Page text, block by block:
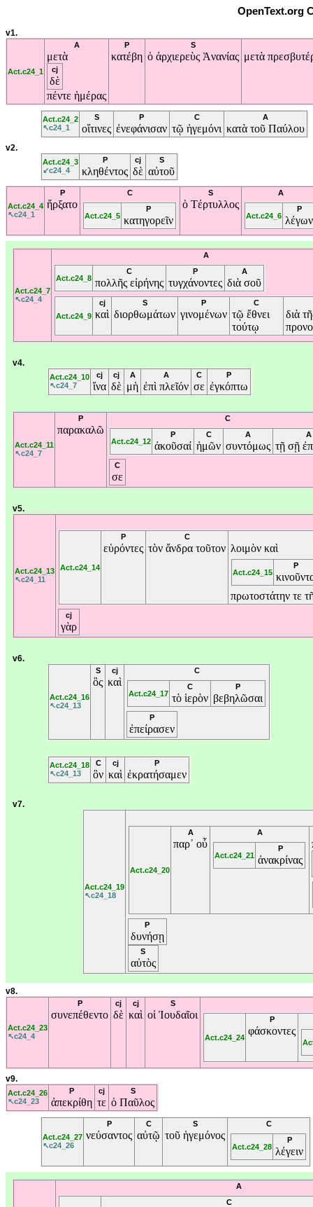
OpenText.org
v1.
Act.c24_1
A
μετὰ
cj
δὲ
πέντε ἡμέρας
P
κατέβη
S
ὁ ἀρχιερεὺς Ἁνανίας μετὰ
Act.c24_2
↖c24_1
S
οἵτινες
P
ἐνεφάνισαν
C
τῷ ἡγεμόνι
A
κατὰ τοῦ Παύλου
v2.
Act.c24_3
↙c24_4
P
κληθέντος
cj
δὲ
S
αὐτοῦ
Act.c24_4
↖c24_1
P
ἤρξατο
C
Act.c24_5
P
κατηγορεῖν
S
ὁ Τέρτυλλος
A
Act.c24_6
P
λέγων
Act.c24_7
↖c24_4
A
Act.c24_8
C
πολλῆς εἰρήνης
P
τυγχάνοντες
A
διὰ σοῦ
Act.c24_9
cj
καὶ
S
διορθωμάτων
P
γινομένων
C
τῷ ἔθνει
τούτῳ
διὰ
v4.
Act.c24_10
↖c24_7
cj
ἵνα
cj
δὲ
A
μὴ
A
ἐπὶ πλεῖόν
C
σε
P
ἐγκόπτω
Act.c24_11
↖c24_7
P
παρακαλῶ
C
Act.c24_12
P
ἀκοῦσαί
C
ἡμῶν
A
συντόμως
A
τῇ σῇ
C
σε
v5.
Act.c24_13
↖c24_11
Act.c24_14
P
εὑρόντες
C
τὸν ἄνδρα τοῦτον λοιμὸν καὶ
Act.c24_15
P
πρωτοστάτην τε
cj
γὰρ
v6.
Act.c24_16
↖c24_13
S
ὃς
cj
καὶ
C
Act.c24_17
C
τὸ ἱερὸν
P
βεβηλῶσαι
P
ἐπείρασεν
Act.c24_18
↖c24_13
C
ὃν
cj
καὶ
P
ἐκρατήσαμεν
v7.
Act.c24_19
↖c24_18
Act.c24_20
A
παρ᾽ οὗ
A
Act.c24_21
P
ἀνακρίνας
P
δυνήσῃ
S
αὐτὸς
v8.
Act.c24_23
↖c24_4
P
συνεπέθεντο
cj
δὲ
cj
καὶ
S
οἱ Ἰουδαῖοι
Act.c24_24
P
φάσκοντες
v9.
Act.c24_26
↖c24_23
P
ἀπεκρίθη
cj
τε
S
ὁ Παῦλος
Act.c24_27
↖c24_26
P
νεύσαντος
C
αὐτῷ
S
τοῦ ἡγεμόνος
C
Act.c24_28
P
λέγειν
A
C